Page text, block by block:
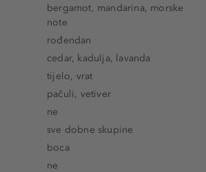
bergamot, mandarina, morske
note
rođendan
cedar, kadulja, lavanda
tijelo, vrat
pačuli, vetiver
ne
sve dobne skupine
boca
ne